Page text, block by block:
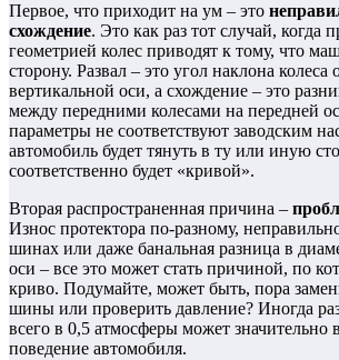
Первое, что приходит на ум – это
схождение. Это как раз тот случай, когда
геометрией колес приводят к тому, что
сторону. Развал – это угол наклона колеса
вертикальной оси, а схождение – это
между передними колесами на передней
параметры не соответствуют заводским
автомобиль будет тянуть в ту или иную
соответственно будет «кривой».
Вторая распространенная причина –
Износ протектора по-разному,
шинах или даже банальная разница в
оси – все это может стать причиной, по
криво. Подумайте, может быть, пора
шины или проверить давление? Иногда
всего в 0,5 атмосферы может значительно
поведение автомобиля.